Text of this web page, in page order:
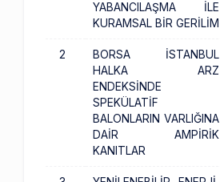
YABANCILAŞMA İLE
KURAMSAL BİR GERİLİM
2
BORSA İSTANBUL
HALKA ARZ
ENDEKSİNDE
SPEKÜLATİF
BALONLARIN VARLIĞINA
DAİR AMPİRİK
KANITLAR